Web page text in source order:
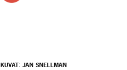
KUVAT: JAN SNELLMAN